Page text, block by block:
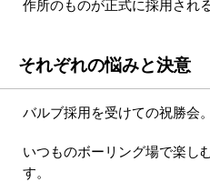
作所のものが正式に採用され
それぞれの悩みと決意
バルブ採用を受けての祝勝会。
いつものボーリング場で楽し
す。